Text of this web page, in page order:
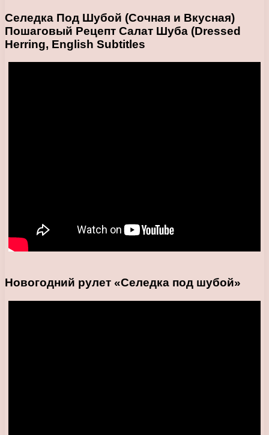
Селедка Под Шубой (Сочная и Вкусная)
Пошаговый Рецепт Салат Шуба (Dressed
Herring, English Subtitles
Новогодний рулет «Селедка под шубой»